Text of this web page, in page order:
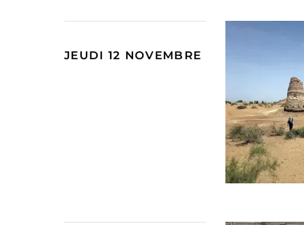
JEUDI 12 NOVEMBRE